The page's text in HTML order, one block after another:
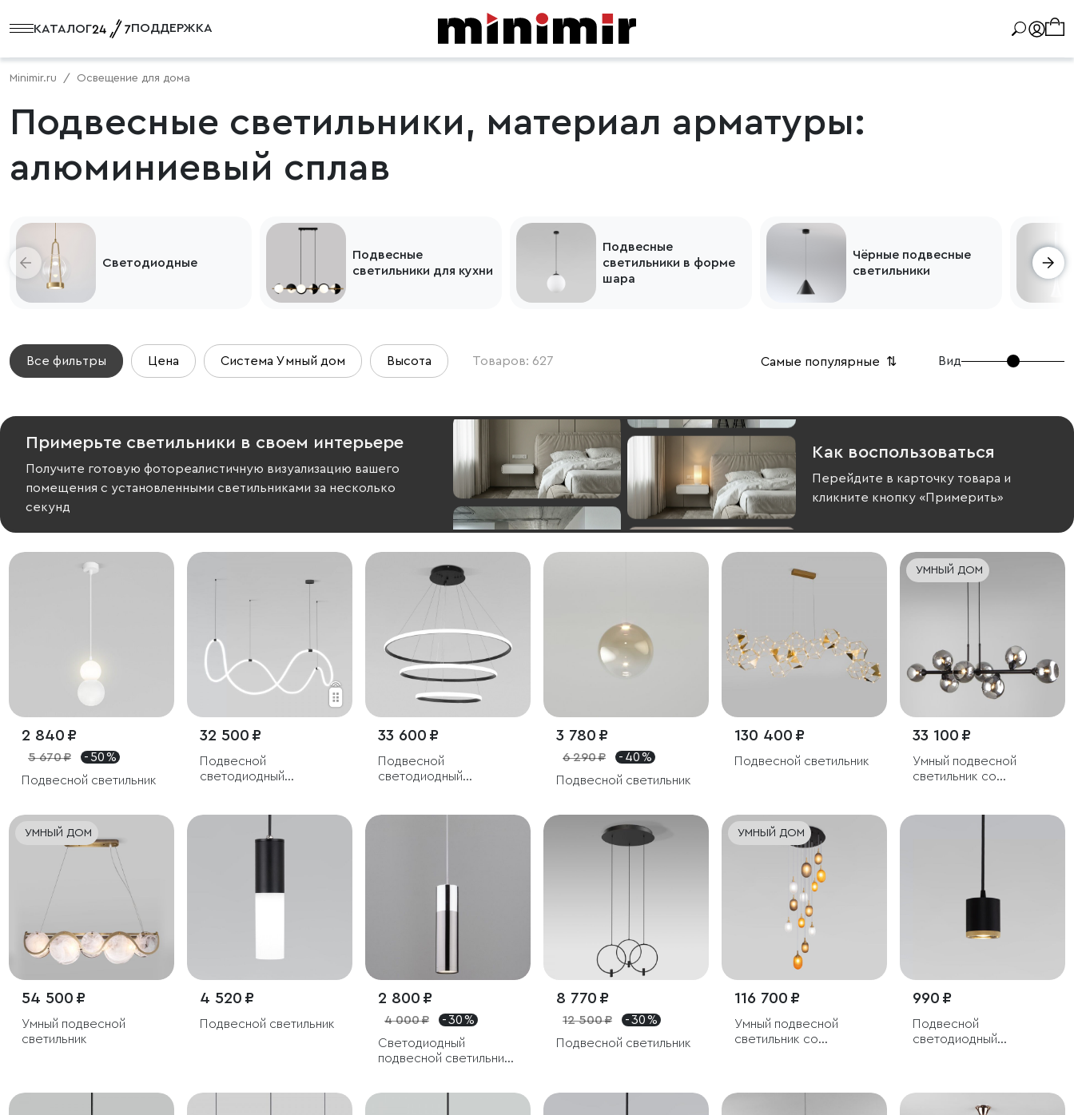
КАТАЛОГ ПОДДЕРЖКА
Minimir.ru Освещение для дома
Подвесные светильники, материал арматуры:
алюминиевый сплав
Светодиодные
Подвесные
светильники для кухни
Подвесные
светильники в форме
шара
Чёрные подвесные
светильники
Все фильтры Цена Система Умный дом Высота Товаров: 627 Самые популярные ⇅ Вид
Примерьте светильники в своем интерьере
Получите готовую фотореалистичную визуализацию вашего
помещения с установленными светильниками за несколько
секунд
Как воспользоваться
Перейдите в карточку товара и
кликните кнопку «Примерить»
2 840 ₽
5 670 ₽
- 50 %
Подвесной светильник
32 500 ₽
Подвесной
светодиодный
33 600 ₽
Подвесной
светодиодный
3 780 ₽
6 290 ₽
- 40 %
Подвесной светильник
130 400 ₽
Подвесной светильник
УМНЫЙ ДОМ
33 100 ₽
Умный подвесной
светильник со
УМНЫЙ ДОМ
54 500 ₽
Умный подвесной
светильник
4 520 ₽
Подвесной светильник
2 800 ₽
4 000 ₽
- 30 %
Светодиодный
подвесной светильник
8 770 ₽
12 500 ₽
- 30 %
Подвесной светильник
УМНЫЙ ДОМ
116 700 ₽
Умный подвесной
светильник со
990 ₽
Подвесной
светодиодный